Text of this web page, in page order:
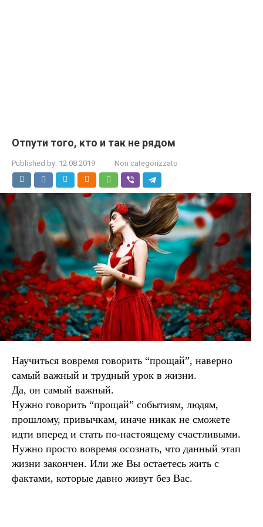
Отпути того, кто и так не рядом
Published by: 12.08.2019 Non categorizzato
Научиться вовремя говорить “прощай”, наверно
самый важный и трудный урок в жизни.
Да, он самый важный.
Нужно говорить “прощай” событиям, людям,
прошлому, привычкам, иначе никак не сможете
идти вперед и стать по-настоящему счастливыми.
Нужно просто вовремя осознать, что данный этап
жизни закончен. Или же Вы остаетесь жить с
фактами, которые давно живут без Вас.